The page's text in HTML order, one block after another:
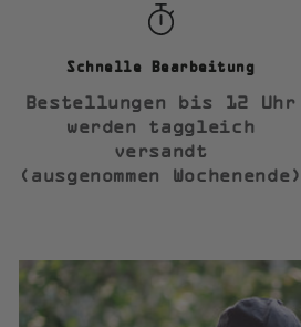
Schnelle Bearbeitung
Bestellungen bis 12 Uhr
werden taggleich
versandt
(ausgenommen Wochenende)